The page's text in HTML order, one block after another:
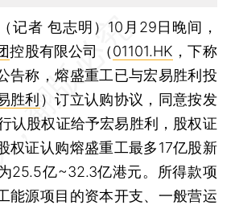
记者 包志明） 10月29日晚间，
控股有限公司（01101.HK ，下称
告称，熔盛重工已与宏易胜利投
胜利 ）订立认购协议，同意按发
认股权证给予宏易胜利，股权证
权证认购熔盛重工最多17亿股新
25.5亿~32.3亿港元。所得款项
能源项目的资本开支、一般营运